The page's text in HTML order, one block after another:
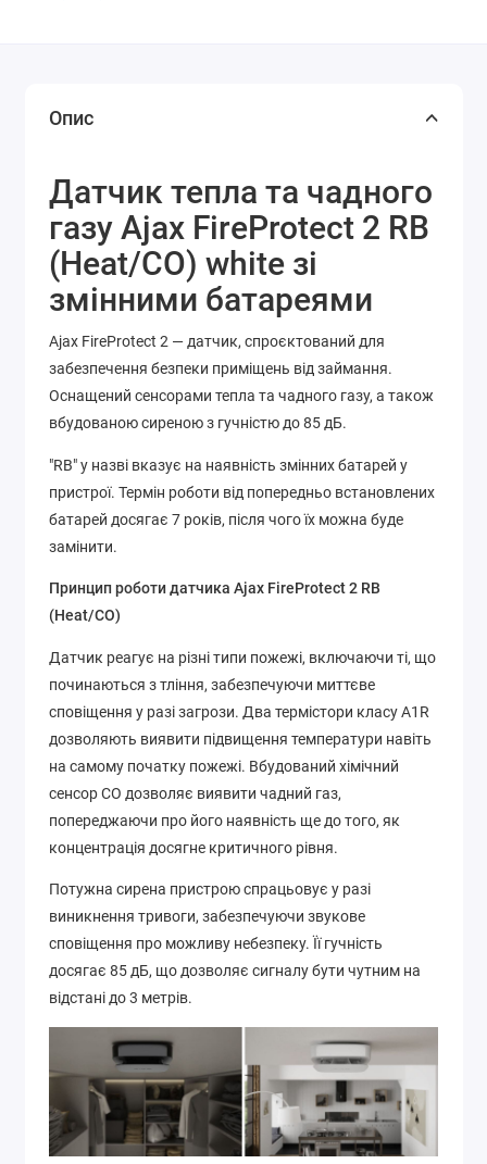
Опис
Датчик тепла та чадного
газу Ajax FireProtect 2 RB
(Heat/CO) white зі
змінними батареями
Ajax FireProtect 2 — датчик, спроєктований для
забезпечення безпеки приміщень від займання.
Оснащений сенсорами тепла та чадного газу, а також
вбудованою сиреною з гучністю до 85 дБ.
"RB" у назві вказує на наявність змінних батарей у
пристрої. Термін роботи від попередньо встановлених
батарей досягає 7 років, після чого їх можна буде
замінити.
Принцип роботи датчика Ajax FireProtect 2 RB
(Heat/CO)
Датчик реагує на різні типи пожежі, включаючи ті, що
починаються з тління, забезпечуючи миттєве
сповіщення у разі загрози. Два термістори класу A1R
дозволяють виявити підвищення температури навіть
на самому початку пожежі. Вбудований хімічний
сенсор CO дозволяє виявити чадний газ,
попереджаючи про його наявність ще до того, як
концентрація досягне критичного рівня.
Потужна сирена пристрою спрацьовує у разі
виникнення тривоги, забезпечуючи звукове
сповіщення про можливу небезпеку. Її гучність
досягає 85 дБ, що дозволяє сигналу бути чутним на
відстані до 3 метрів.